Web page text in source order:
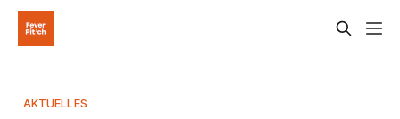
AKTUELLES